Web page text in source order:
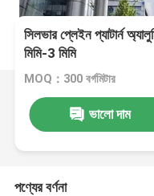
সিলভার প্লেইন প্যাটার্ন
মিমি-3 মিমি
MOQ：300 বর্গমিটার
ভালো দাম
পণ্যের বর্ণনা